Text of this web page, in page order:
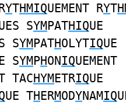
YTHMIQUEMENT RYT
SYMPATHIQUE
SYMPATHOLYTIQUE
SYMPHONIQUEMENT
TACHYMETRIQUE
UE THERMODYNAMIQ